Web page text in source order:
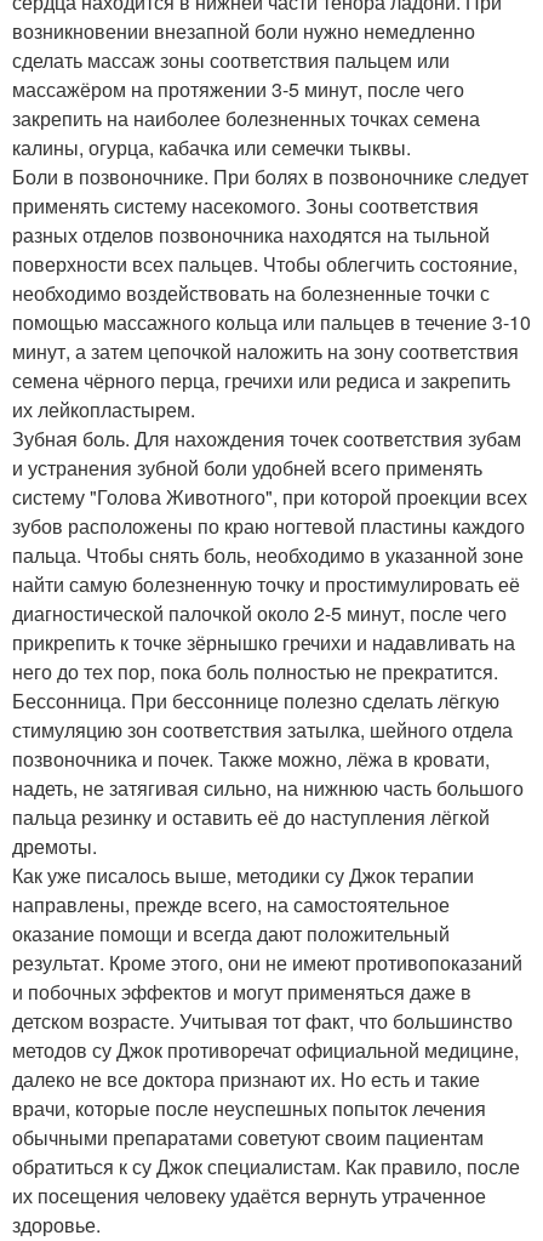
возникновении внезапной боли нужно немедленно
сделать массаж зоны соответствия пальцем или
массажёром на протяжении 3-5 минут, после чего
закрепить на наиболее болезненных точках семена
калины, огурца, кабачка или семечки тыквы.
Боли в позвоночнике. При болях в позвоночнике следует
применять систему насекомого. Зоны соответствия
разных отделов позвоночника находятся на тыльной
поверхности всех пальцев. Чтобы облегчить состояние,
необходимо воздействовать на болезненные точки с
помощью массажного кольца или пальцев в течение 3-10
минут, а затем цепочкой наложить на зону соответствия
семена чёрного перца, гречихи или редиса и закрепить
их лейкопластырем.
Зубная боль. Для нахождения точек соответствия зубам
и устранения зубной боли удобней всего применять
систему "Голова Животного", при которой проекции всех
зубов расположены по краю ногтевой пластины каждого
пальца. Чтобы снять боль, необходимо в указанной зоне
найти самую болезненную точку и простимулировать её
диагностической палочкой около 2-5 минут, после чего
прикрепить к точке зёрнышко гречихи и надавливать на
него до тех пор, пока боль полностью не прекратится.
Бессонница. При бессоннице полезно сделать лёгкую
стимуляцию зон соответствия затылка, шейного отдела
позвоночника и почек. Также можно, лёжа в кровати,
надеть, не затягивая сильно, на нижнюю часть большого
пальца резинку и оставить её до наступления лёгкой
дремоты.
Как уже писалось выше, методики су Джок терапии
направлены, прежде всего, на самостоятельное
оказание помощи и всегда дают положительный
результат. Кроме этого, они не имеют противопоказаний
и побочных эффектов и могут применяться даже в
детском возрасте. Учитывая тот факт, что большинство
методов су Джок противоречат официальной медицине,
далеко не все доктора признают их. Но есть и такие
врачи, которые после неуспешных попыток лечения
обычными препаратами советуют своим пациентам
обратиться к су Джок специалистам. Как правило, после
их посещения человеку удаётся вернуть утраченное
здоровье.